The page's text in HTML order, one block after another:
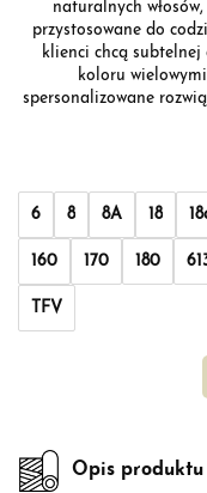
naturalnych
przystosowane do
klienci chcą subtelnej
koloru
spersonalizowane
6 8 8A 18
160 170 180
TFV
Opis produktu